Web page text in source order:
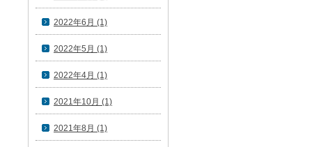
2022年6月 (1)
2022年5月 (1)
2022年4月 (1)
2021年10月 (1)
2021年8月 (1)